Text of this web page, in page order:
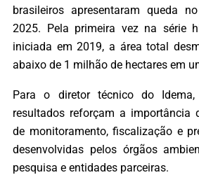
brasileiros apresentaram queda
2025. Pela primeira vez na série
iniciada em 2019, a área total
abaixo de 1 milhão de hectares em
Para o diretor técnico do
resultados reforçam a importância
de monitoramento, fiscalização e
desenvolvidas pelos órgãos
pesquisa e entidades parceiras.